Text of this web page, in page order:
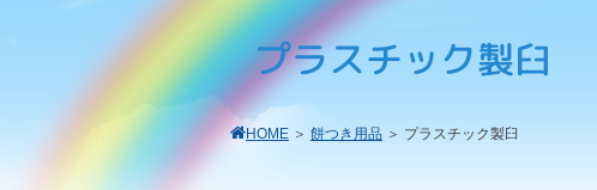
プラスチック製臼
HOME ＞ 餅つき用品 ＞ プラスチック製臼